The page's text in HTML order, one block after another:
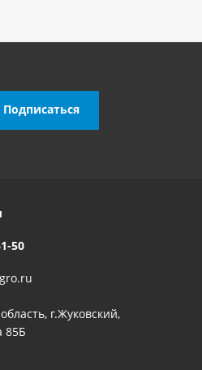
50
г.Жуковский,
85Б